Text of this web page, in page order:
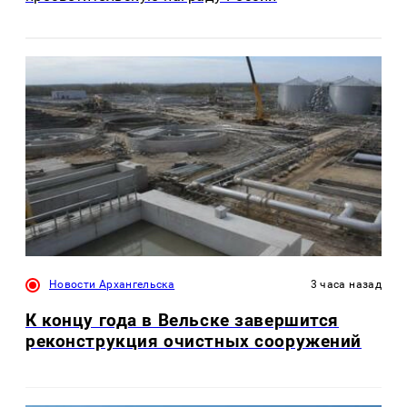
Новости Архангельска 3 часа назад
К концу года в Вельске завершится
реконструкция очистных сооружений